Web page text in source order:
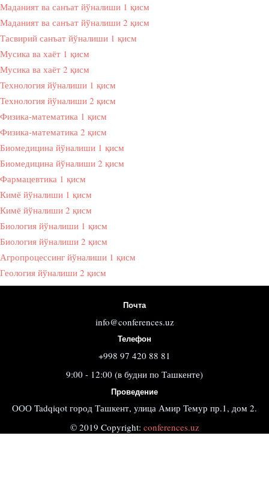
Маданият ва санъат йўналиши 1 қисм
Маданият ва санъат йўналиши 2 қисм
Тасвирий санъат йўналиши 1 қисм
Мусика ва хаёт 1 қисм
Мусика ва хаёт 2 қисм
Технология йўналиши 1 қисм
Технология йўналиши 2 қисм
Физика-математика 1 қисм
Физика-математика 2 қисм
Биомедицина йўналиши 1 қисм
Биомедицина йўналиши 2 қисм
Фармацевтика 1 қисм
Кимё йўналиши 1 қисм
Кимё йўналиши 2 қисм
Биология йўналиши 1 қисм
Биология йўналиши 2 қисм
Агропроцессинг йўналиши 1 қисм
Геология йўналиши 2 қисм
Почта
info@conferences.uz
Телефон
+998 97 420 88 81
9:00 - 12:00 (в будни по Ташкенте)
Проведение
ООО Tadqiqot город Ташкент, улица Амир Темур пр.1, дом 2.
© 2019 Copyright: conferences.uz